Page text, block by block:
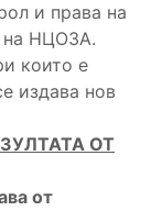
и права на
на НЦОЗА.
които е
издава нов
ОТ
от